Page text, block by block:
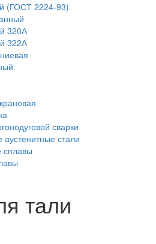
(ГОСТ 2224-93)
320А
322А
сварки
стали
тали